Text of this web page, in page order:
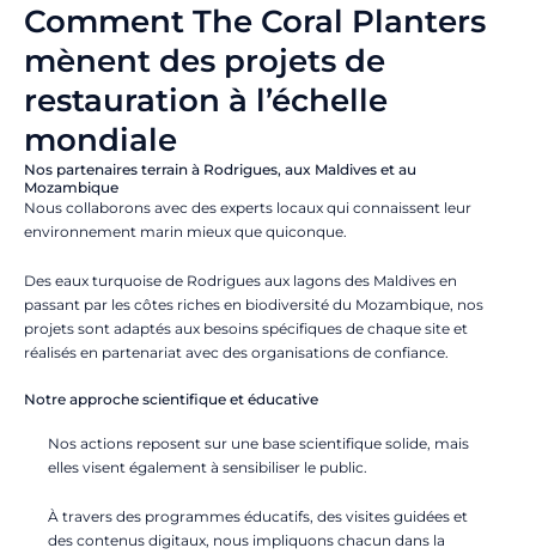
Comment The Coral Planters
mènent des projets de
restauration à l’échelle
mondiale
Nos partenaires terrain à Rodrigues, aux Maldives et au
Mozambique
Nous collaborons avec des experts locaux qui connaissent leur
environnement marin mieux que quiconque.
Des eaux turquoise de Rodrigues aux lagons des Maldives en
passant par les côtes riches en biodiversité du Mozambique, nos
projets sont adaptés aux besoins spécifiques de chaque site et
réalisés en partenariat avec des organisations de confiance.
Notre approche scientifique et éducative
Nos actions reposent sur une base scientifique solide, mais
elles visent également à sensibiliser le public.
À travers des programmes éducatifs, des visites guidées et
des contenus digitaux, nous impliquons chacun dans la